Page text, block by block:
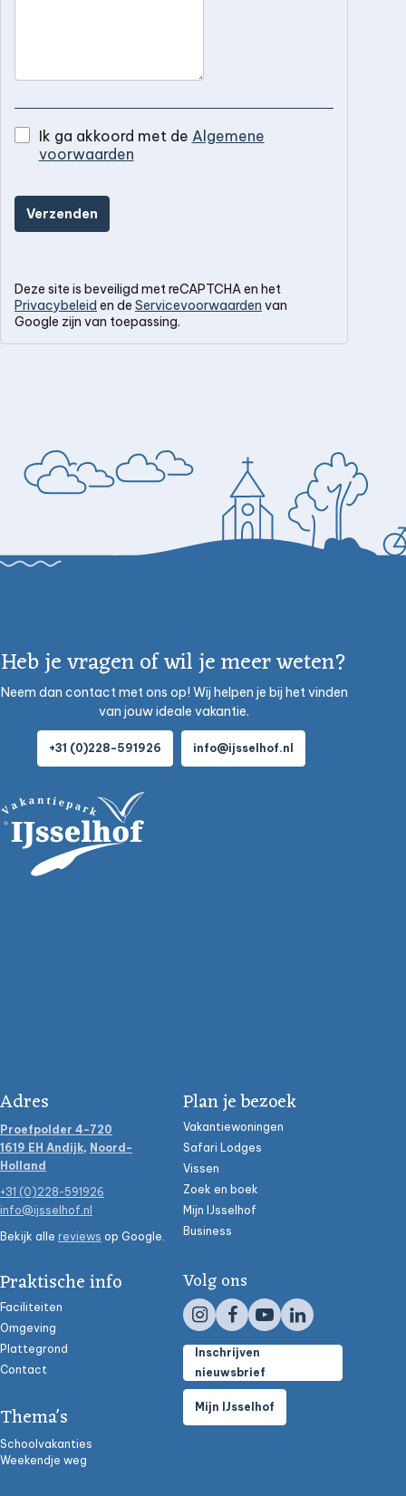
Ik ga akkoord met de Algemene
voorwaarden
Verzenden
Deze site is beveiligd met reCAPTCHA en het
Privacybeleid en de Servicevoorwaarden van
Google zijn van toepassing.
Heb je vragen of wil je meer weten?
Neem dan contact met ons op! Wij helpen je bij het vinden
van jouw ideale vakantie.
+31 (0)228-591926 info@ijsselhof.nl
Adres
Proefpolder 4-720
1619 EH Andijk, Noord-
Holland
+31 (0)228-591926
info@ijsselhof.nl
Bekijk alle reviews op Google.
Plan je bezoek
Vakantiewoningen
Safari Lodges
Vissen
Zoek en boek
Mijn IJsselhof
Business
Praktische info
Faciliteiten
Omgeving
Plattegrond
Contact
Thema's
Schoolvakanties
Weekendje weg
Volg ons
Inschrijven
nieuwsbrief
Mijn IJsselhof